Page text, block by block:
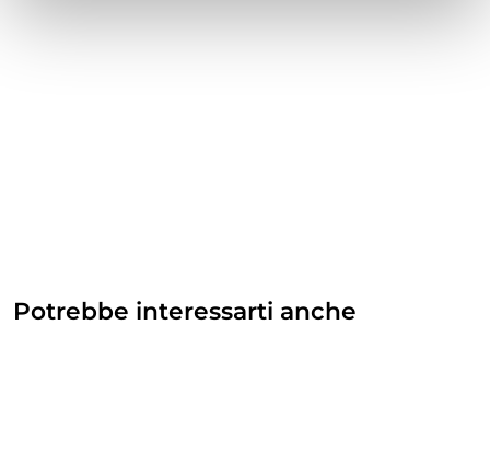
Potrebbe interessarti anche